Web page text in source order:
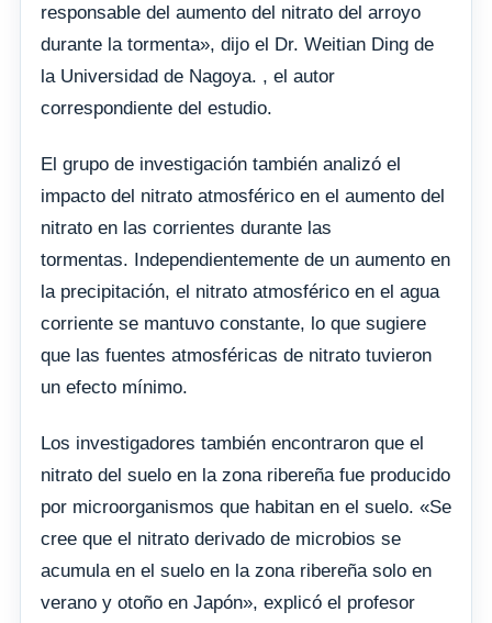
responsable del aumento del nitrato del arroyo
durante la tormenta», dijo el Dr. Weitian Ding de
la Universidad de Nagoya. , el autor
correspondiente del estudio.
El grupo de investigación también analizó el
impacto del nitrato atmosférico en el aumento del
nitrato en las corrientes durante las
tormentas. Independientemente de un aumento en
la precipitación, el nitrato atmosférico en el agua
corriente se mantuvo constante, lo que sugiere
que las fuentes atmosféricas de nitrato tuvieron
un efecto mínimo.
Los investigadores también encontraron que el
nitrato del suelo en la zona ribereña fue producido
por microorganismos que habitan en el suelo. «Se
cree que el nitrato derivado de microbios se
acumula en el suelo en la zona ribereña solo en
verano y otoño en Japón», explicó el profesor